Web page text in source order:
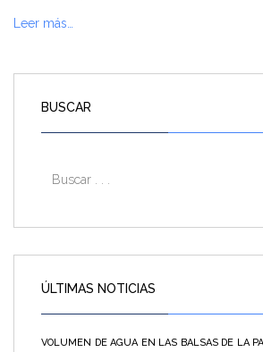
Leer más…
BUSCAR
ÚLTIMAS NOTICIAS
VOLUMEN DE AGUA EN LAS BALSAS DE LA